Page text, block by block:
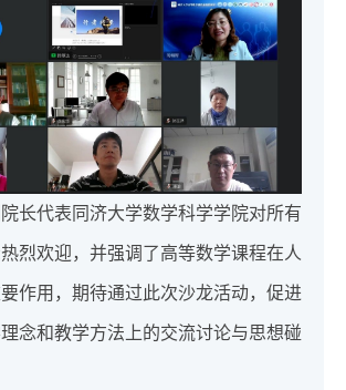
长代表同济大学数学科学学院对所有
烈欢迎，并强调了高等数学课程在人
作用，期待通过此次沙龙活动，促进
念和教学方法上的交流讨论与思想碰